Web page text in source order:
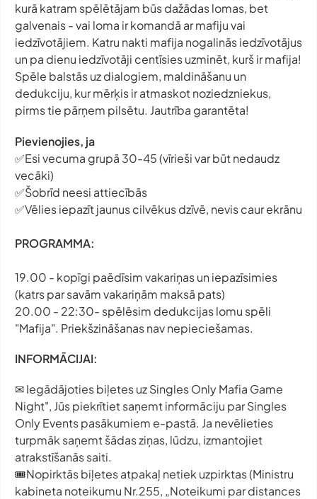
kurā katram spēlētājam būs dažādas lomas, bet
galvenais - vai loma ir komandā ar mafiju vai
iedzīvotājiem. Katru nakti mafija nogalinās iedzīvotājus
un pa dienu iedzīvotāji centīsies uzminēt, kurš ir mafija!
Spēle balstās uz dialogiem, maldināšanu un
dedukciju, kur mērķis ir atmaskot noziedzniekus,
pirms tie pārņem pilsētu. Jautrība garantēta!
Pievienojies, ja
✅Esi vecuma grupā 30-45 (vīrieši var būt nedaudz
vecāki)
✅Šobrīd neesi attiecībās
✅Vēlies iepazīt jaunus cilvēkus dzīvē, nevis caur ekrānu
PROGRAMMA:
19.00 - kopīgi paēdīsim vakariņas un iepazīsimies
(katrs par savām vakariņām maksā pats)
20.00 - 22:30- spēlēsim dedukcijas lomu spēli
"Mafija". Priekšzināšanas nav nepieciešamas.
INFORMĀCIJAI:
✉ Iegādājoties biļetes uz Singles Only Mafia Game
Night", Jūs piekrītiet saņemt informāciju par Singles
Only Events pasākumiem e-pastā. Ja nevēlieties
turpmāk saņemt šādas ziņas, lūdzu, izmantojiet
atrakstīšanās saiti.
🎟Nopirktās biļetes atpakaļ netiek uzpirktas (Ministru
kabineta noteikumu Nr.255, „Noteikumi par distances